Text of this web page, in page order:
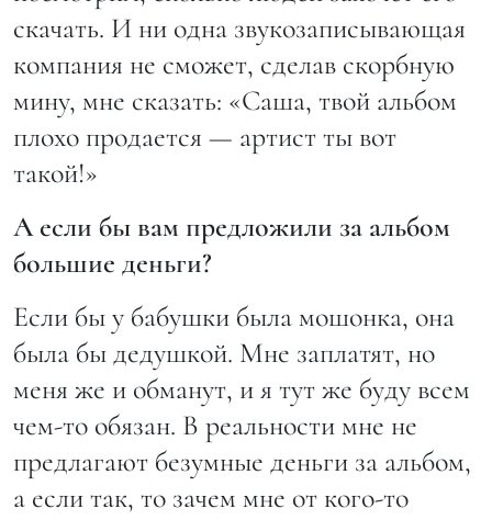
скачать. И ни одна звукозаписывающая
компания не сможет, сделав скорбную
мину, мне сказать: «Саша, твой альбом
плохо продается — артист ты вот
такой!»
А если бы вам предложили за альбом
большие деньги?
Если бы у бабушки была мошонка, она
была бы дедушкой. Мне заплатят, но
меня же и обманут, и я тут же буду всем
чем-то обязан. В реальности мне не
предлагают безумные деньги за альбом,
а если так, то зачем мне от кого-то